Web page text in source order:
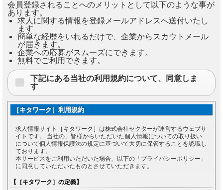
会員登録されることへのメリットとして以下のような事が
あります。
求人に関する情報を登録メールアドレスへ送付いたし
ます
簡単な経歴をいれるだけで、企業からスカウトメール
が届きます。
企業への応募がスムーズにできます。
無料でご利用できます。
下記にある当社の利用規約について、同意しま
す
［キタワーク］利用規約
求人情報サイト［キタワーク］は株式会社セクターが運営するウェブサ
イトです。 当社の、皆様からいただいた個人情報についての取り扱い
について個人情報保護法の規定に基づいて大切に保管することを認識し
ております。
本サービスをご利用いただいた場合、以下の「プライバシーポリシー」
に同意していただいたものとさせていただきます。
【［キタワーク］の定義】